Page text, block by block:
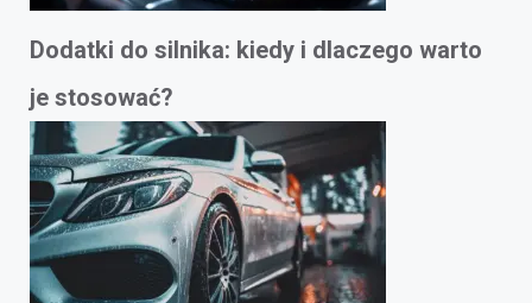
Dodatki do silnika: kiedy i dlaczego warto
je stosować?